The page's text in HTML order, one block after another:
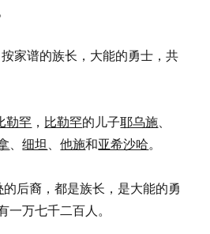
家谱的族长，大能的勇士，共
勒罕 ， 比勒罕的儿子耶乌施、
、细坦 、他施和亚希沙哈。
的后裔，都是族长，是大能的勇
一万七千二百人。